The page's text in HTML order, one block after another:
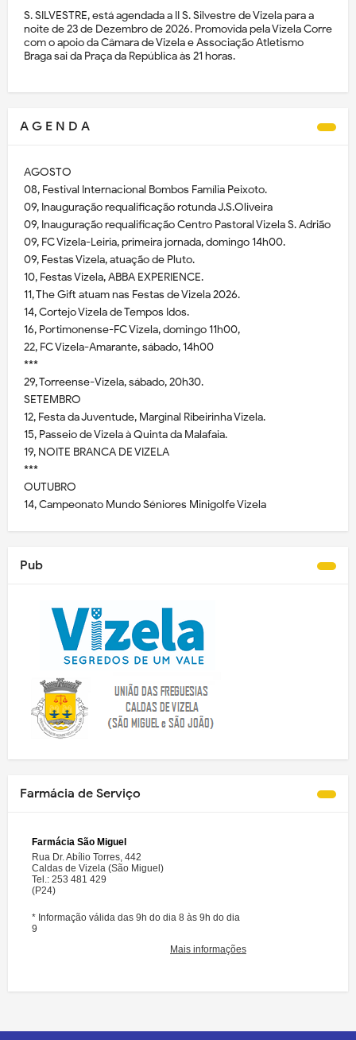
S. SILVESTRE, está agendada a II S. Silvestre de Vizela para a
noite de 23 de Dezembro de 2026. Promovida pela Vizela Corre
com o apoio da Câmara de Vizela e Associação Atletismo
Braga sai da Praça da República às 21 horas.
A G E N D A
AGOSTO
08, Festival Internacional Bombos Família Peixoto.
09, Inauguração requalificação rotunda J.S.Oliveira
09, Inauguração requalificação Centro Pastoral Vizela S. Adrião
09, FC Vizela-Leiria, primeira jornada, domingo 14h00.
09, Festas Vizela, atuação de Pluto.
10, Festas Vizela, ABBA EXPERIENCE.
11, The Gift atuam nas Festas de Vizela 2026.
14, Cortejo Vizela de Tempos Idos.
16, Portimonense-FC Vizela, domingo 11h00,
22, FC Vizela-Amarante, sábado, 14h00
***
29, Torreense-Vizela, sábado, 20h30.
SETEMBRO
12, Festa da Juventude, Marginal Ribeirinha Vizela.
15, Passeio de Vizela à Quinta da Malafaia.
19, NOITE BRANCA DE VIZELA
***
OUTUBRO
14, Campeonato Mundo Séniores Minigolfe Vizela
Pub
Farmácia de Serviço